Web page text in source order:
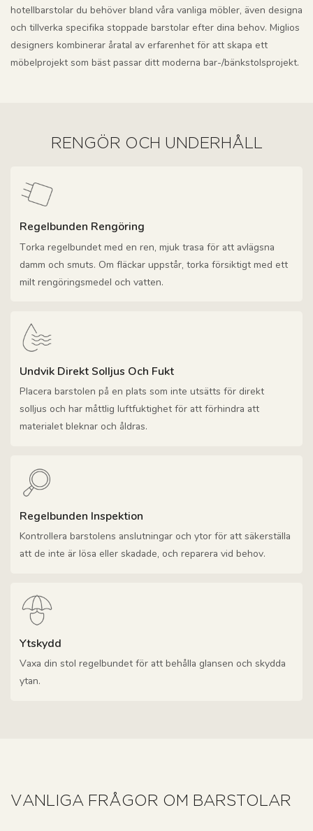
hotellbarstolar du behöver bland våra vanliga möbler, även designa
och tillverka specifika stoppade barstolar efter dina behov. Miglios
designers kombinerar åratal av erfarenhet för att skapa ett
möbelprojekt som bäst passar ditt moderna bar-/bänkstolsprojekt.
RENGÖR OCH UNDERHÅLL
Regelbunden Rengöring
Torka regelbundet med en ren, mjuk trasa för att avlägsna
damm och smuts. Om fläckar uppstår, torka försiktigt med ett
milt rengöringsmedel och vatten.
Undvik Direkt Solljus Och Fukt
Placera barstolen på en plats som inte utsätts för direkt
solljus och har måttlig luftfuktighet för att förhindra att
materialet bleknar och åldras.
Regelbunden Inspektion
Kontrollera barstolens anslutningar och ytor för att säkerställa
att de inte är lösa eller skadade, och reparera vid behov.
Ytskydd
Vaxa din stol regelbundet för att behålla glansen och skydda
ytan.